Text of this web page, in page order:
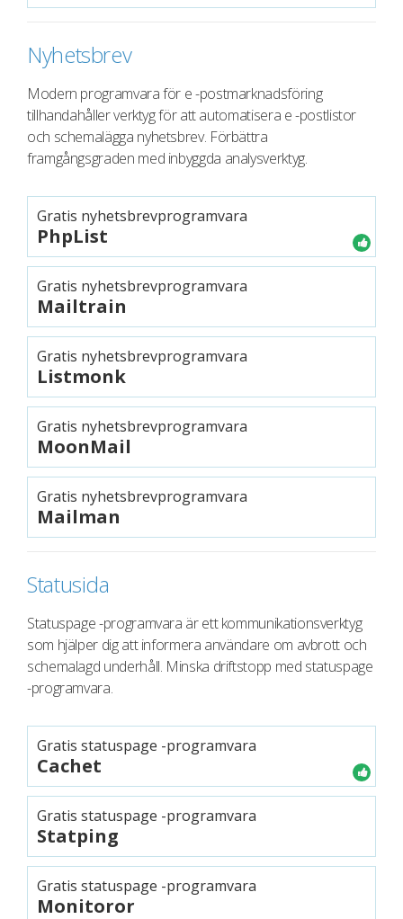
Nyhetsbrev
Modern programvara för e -postmarknadsföring
tillhandahåller verktyg för att automatisera e -postlistor
och schemalägga nyhetsbrev. Förbättra
framgångsgraden med inbyggda analysverktyg.
Gratis nyhetsbrevprogramvara
PhpList
Gratis nyhetsbrevprogramvara
Mailtrain
Gratis nyhetsbrevprogramvara
Listmonk
Gratis nyhetsbrevprogramvara
MoonMail
Gratis nyhetsbrevprogramvara
Mailman
Statusida
Statuspage -programvara är ett kommunikationsverktyg
som hjälper dig att informera användare om avbrott och
schemalagd underhåll. Minska driftstopp med statuspage
-programvara.
Gratis statuspage -programvara
Cachet
Gratis statuspage -programvara
Statping
Gratis statuspage -programvara
Monitoror